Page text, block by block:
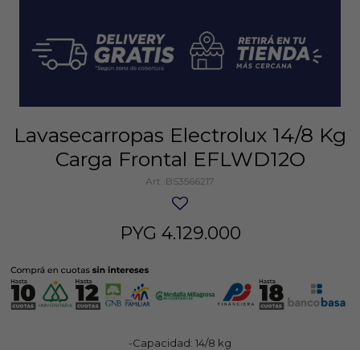
Lavasecarropas Electrolux 14/8 Kg
Carga Frontal EFLWD12O
BS3566217
PYG 4.129.000
-Capacidad: 14/8 kg